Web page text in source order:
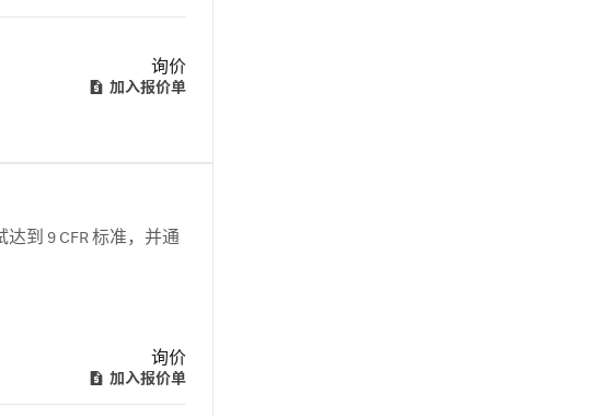
询价
加入报价单
到 9 CFR 标准，并通
询价
加入报价单